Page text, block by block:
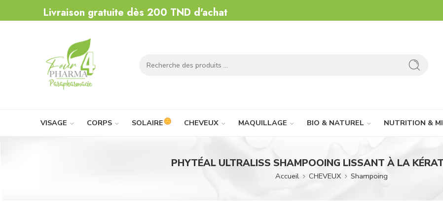
Livraison gratuite dès 200 TND d'achat
VISAGE CORPS SOLAIRE CHEVEUX MAQUILLAGE BIO & NATUREL NUTRITION &
PHYTÉAL ULTRALISS SHAMPOOING LISSANT À LA
Accueil CHEVEUX Shampoing